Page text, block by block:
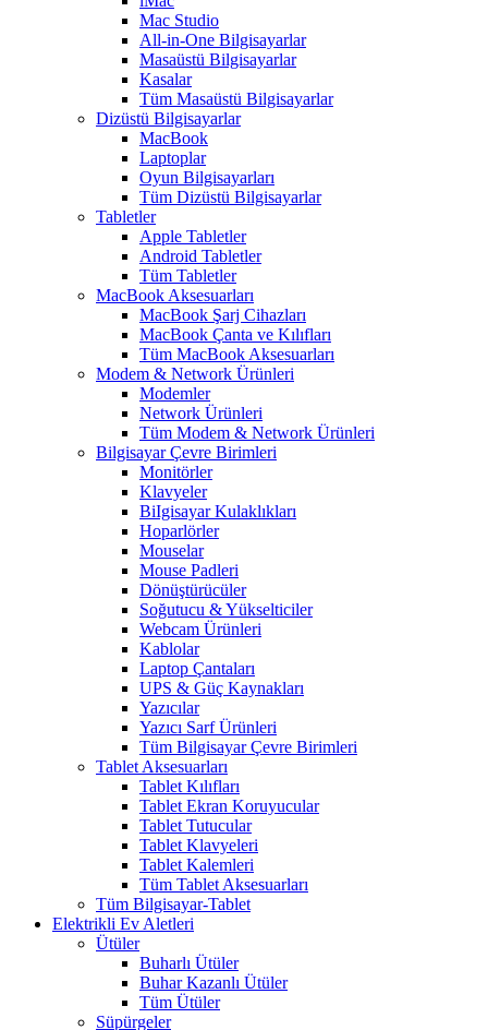
Mac Studio
All-in-One Bilgisayarlar
Masaüstü Bilgisayarlar
Kasalar
Tüm Masaüstü Bilgisayarlar
Dizüstü Bilgisayarlar
MacBook
Laptoplar
Oyun Bilgisayarları
Tüm Dizüstü Bilgisayarlar
Tabletler
Apple Tabletler
Android Tabletler
Tüm Tabletler
MacBook Aksesuarları
MacBook Şarj Cihazları
MacBook Çanta ve Kılıfları
Tüm MacBook Aksesuarları
Modem & Network Ürünleri
Modemler
Network Ürünleri
Tüm Modem & Network Ürünleri
Bilgisayar Çevre Birimleri
Monitörler
Klavyeler
BiIgisayar Kulaklıkları
Hoparlörler
Mouselar
Mouse Padleri
Dönüştürücüler
Soğutucu & Yükselticiler
Webcam Ürünleri
Kablolar
Laptop Çantaları
UPS & Güç Kaynakları
Yazıcılar
Yazıcı Sarf Ürünleri
Tüm Bilgisayar Çevre Birimleri
Tablet Aksesuarları
Tablet Kılıfları
Tablet Ekran Koruyucular
Tablet Tutucular
Tablet Klavyeleri
Tablet Kalemleri
Tüm Tablet Aksesuarları
Tüm Bilgisayar-Tablet
Elektrikli Ev Aletleri
Ütüler
Buharlı Ütüler
Buhar Kazanlı Ütüler
Tüm Ütüler
Süpürgeler